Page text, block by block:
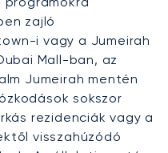
zajló
i vagy a Jumeirah
Mall-ban, az
Jumeirah mentén
sokszor
rezidenciák vagy a
visszahúzódó